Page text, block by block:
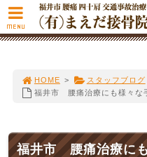
HOME > スタッフブログ
福井市 腰痛治療にも様々な
福井市 腰痛治療に
MENU